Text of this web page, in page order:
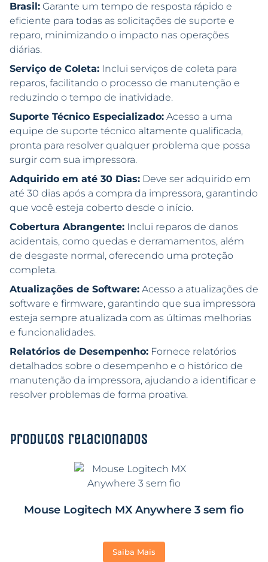
Brasil: Garante um tempo de resposta rápido e
eficiente para todas as solicitações de suporte e
reparo, minimizando o impacto nas operações
diárias.
Serviço de Coleta: Inclui serviços de coleta para
reparos, facilitando o processo de manutenção e
reduzindo o tempo de inatividade.
Suporte Técnico Especializado: Acesso a uma
equipe de suporte técnico altamente qualificada,
pronta para resolver qualquer problema que possa
surgir com sua impressora.
Adquirido em até 30 Dias: Deve ser adquirido em
até 30 dias após a compra da impressora, garantindo
que você esteja coberto desde o início.
Cobertura Abrangente: Inclui reparos de danos
acidentais, como quedas e derramamentos, além
de desgaste normal, oferecendo uma proteção
completa.
Atualizações de Software: Acesso a atualizações de
software e firmware, garantindo que sua impressora
esteja sempre atualizada com as últimas melhorias
e funcionalidades.
Relatórios de Desempenho: Fornece relatórios
detalhados sobre o desempenho e o histórico de
manutenção da impressora, ajudando a identificar e
resolver problemas de forma proativa.
Produtos relacionados
Mouse Logitech MX Anywhere 3 sem fio
Saiba Mais